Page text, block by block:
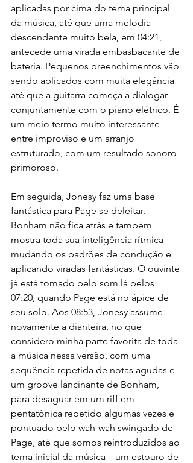
aplicadas por cima do tema principal
da música, até que uma melodia
descendente muito bela, em 04:21,
antecede uma virada embasbacante de
bateria. Pequenos preenchimentos vão
sendo aplicados com muita elegância
até que a guitarra começa a dialogar
conjuntamente com o piano elétrico. É
um meio termo muito interessante
entre improviso e um arranjo
estruturado, com um resultado sonoro
primoroso.
Em seguida, Jonesy faz uma base
fantástica para Page se deleitar.
Bonham não fica atrás e também
mostra toda sua inteligência rítmica
mudando os padrões de condução e
aplicando viradas fantásticas. O ouvinte
já está tomado pelo som lá pelos
07:20, quando Page está no ápice de
seu solo. Aos 08:53, Jonesy assume
novamente a dianteira, no que
considero minha parte favorita de toda
a música nessa versão, com uma
sequência repetida de notas agudas e
um groove lancinante de Bonham,
para desaguar em um riff em
pentatônica repetido algumas vezes e
pontuado pelo wah-wah swingado de
Page, até que somos reintroduzidos ao
tema inicial da música – um estouro de